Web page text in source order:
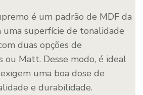
é um padrão de MDF da
uma superfície de tonalidade
duas opções de
ou Matt. Desse modo, é ideal
uma boa dose de
e durabilidade.